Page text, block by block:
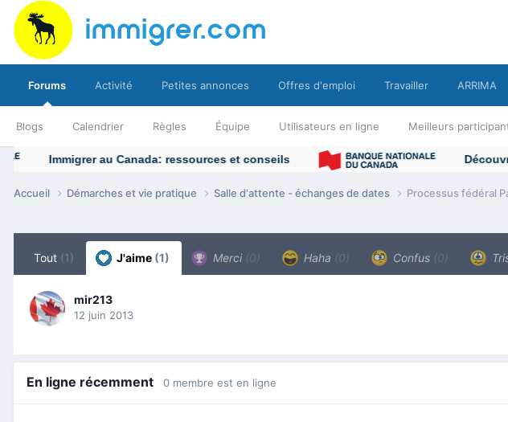
Forums
Blogs Calendrier Règles Équipe Utilisateurs en ligne Meilleurs
Activité Petites annonces Offres d'emploi Travailler ARRIMA
Accueil Démarches et vie pratique Salle d'attente - échanges de dates Processus fédéral
Tout (1) J'aime (1) Merci (0) Haha (0) Confus (0)
mir213
12 juin 2013
En ligne récemment 0 membre est en ligne